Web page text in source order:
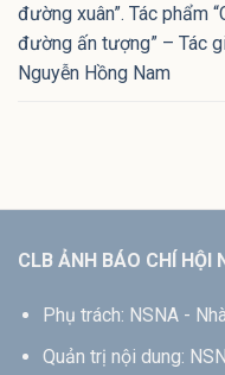
đường xuân”. Tác phẩm
đường ấn tượng” – Tác
Nguyễn Hồng Nam
CLB ẢNH BÁO CHÍ HỘI
Phụ trách: NSNA -
Quản trị nội dung: